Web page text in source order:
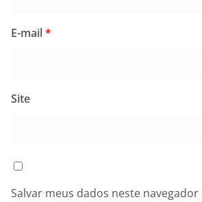
E-mail*
Site
Salvar meus dados neste navegador